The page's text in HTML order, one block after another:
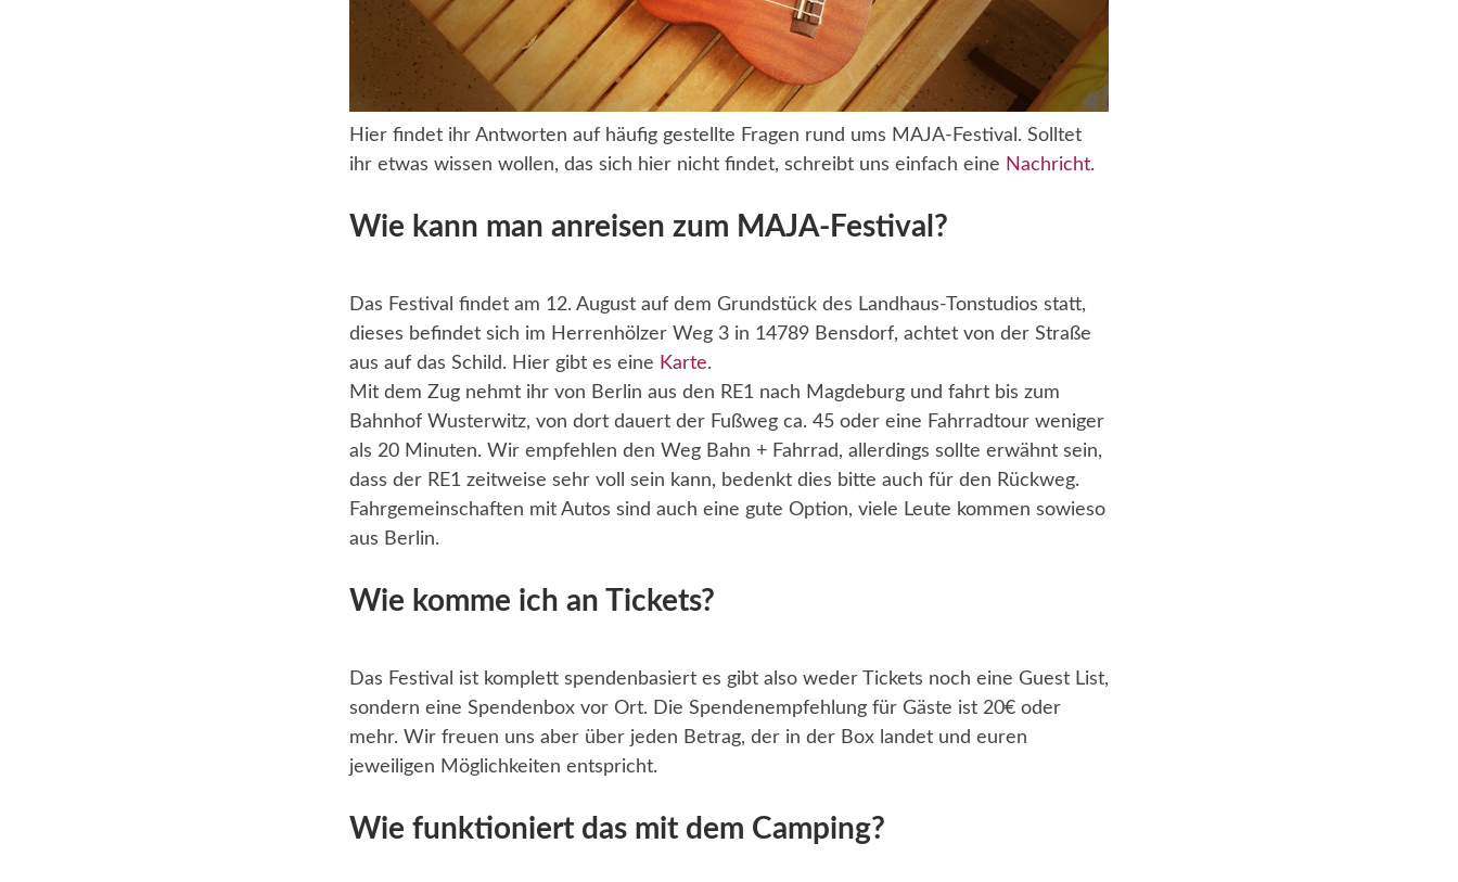
Hier findet ihr Antworten auf häufig gestellte Fragen rund ums MAJA-Festival. Solltet
ihr etwas wissen wollen, das sich hier nicht findet, schreibt uns einfach eine Nachricht.
Wie kann man anreisen zum MAJA-Festival?
Das Festival findet am 12. August auf dem Grundstück des Landhaus-Tonstudios statt,
dieses befindet sich im Herrenhölzer Weg 3 in 14789 Bensdorf, achtet von der Straße
aus auf das Schild. Hier gibt es eine Karte.
Mit dem Zug nehmt ihr von Berlin aus den RE1 nach Magdeburg und fahrt bis zum
Bahnhof Wusterwitz, von dort dauert der Fußweg ca. 45 oder eine Fahrradtour weniger
als 20 Minuten. Wir empfehlen den Weg Bahn + Fahrrad, allerdings sollte erwähnt sein,
dass der RE1 zeitweise sehr voll sein kann, bedenkt dies bitte auch für den Rückweg.
Fahrgemeinschaften mit Autos sind auch eine gute Option, viele Leute kommen sowieso
aus Berlin.
Wie komme ich an Tickets?
Das Festival ist komplett spendenbasiert es gibt also weder Tickets noch eine Guest List,
sondern eine Spendenbox vor Ort. Die Spendenempfehlung für Gäste ist 20€ oder
mehr. Wir freuen uns aber über jeden Betrag, der in der Box landet und euren
jeweiligen Möglichkeiten entspricht.
Wie funktioniert das mit dem Camping?